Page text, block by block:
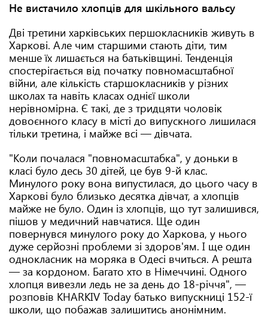
Не вистачило хлопців для шкільного вальсу
Дві третини харківських першокласників живуть в
Харкові. Але чим старшими стають діти, тим
менше їх лишається на батьківщині. Тенденція
спостерігається від початку повномасштабної
війни, але кількість старшокласників у різних
школах та навіть класах однієї школи
нерівномірна. Є такі, де з тридцяти чоловік
довоєнного класу в місті до випускного лишилася
тільки третина, і майже всі — дівчата.
"Коли почалася "повномасштабка", у доньки в
класі було десь 30 дітей, це був 9-й клас.
Минулого року вона випустилася, до цього часу в
Харкові було близько десятка дівчат, а хлопців
майже не було. Один із хлопців, що тут залишився,
пішов у медичний навчатися. Ще один
повернувся минулого року до Харкова, у нього
дуже серйозні проблеми зі здоров'ям. І ще один
однокласник на моряка в Одесі вчиться. А решта
— за кордоном. Багато хто в Німеччині. Одного
хлопця вивезли ледь не за день до 18-річчя", —
розповів KHARKIV Today батько випускниці 152-ї
школи, що побажав залишитись анонімним.